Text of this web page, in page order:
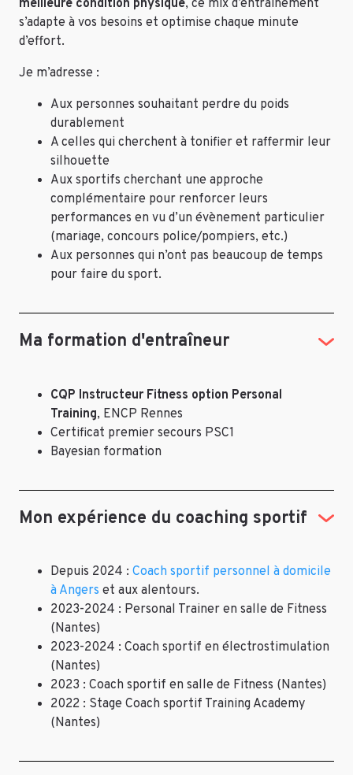
meilleure condition physique, ce mix d’entraînement
s’adapte à vos besoins et optimise chaque minute
d’effort.
Je m’adresse :
Aux personnes souhaitant perdre du poids
durablement
A celles qui cherchent à tonifier et raffermir leur
silhouette
Aux sportifs cherchant une approche
complémentaire pour renforcer leurs
performances en vu d’un évènement particulier
(mariage, concours police/pompiers, etc.)
Aux personnes qui n’ont pas beaucoup de temps
pour faire du sport.
Ma formation d'entraîneur
CQP Instructeur Fitness option Personal
Training, ENCP Rennes
Certificat premier secours PSC1
Bayesian formation
Mon expérience du coaching sportif
Depuis 2024 : Coach sportif personnel à domicile
à Angers et aux alentours.
2023-2024 : Personal Trainer en salle de Fitness
(Nantes)
2023-2024 : Coach sportif en électrostimulation
(Nantes)
2023 : Coach sportif en salle de Fitness (Nantes)
2022 : Stage Coach sportif Training Academy
(Nantes)